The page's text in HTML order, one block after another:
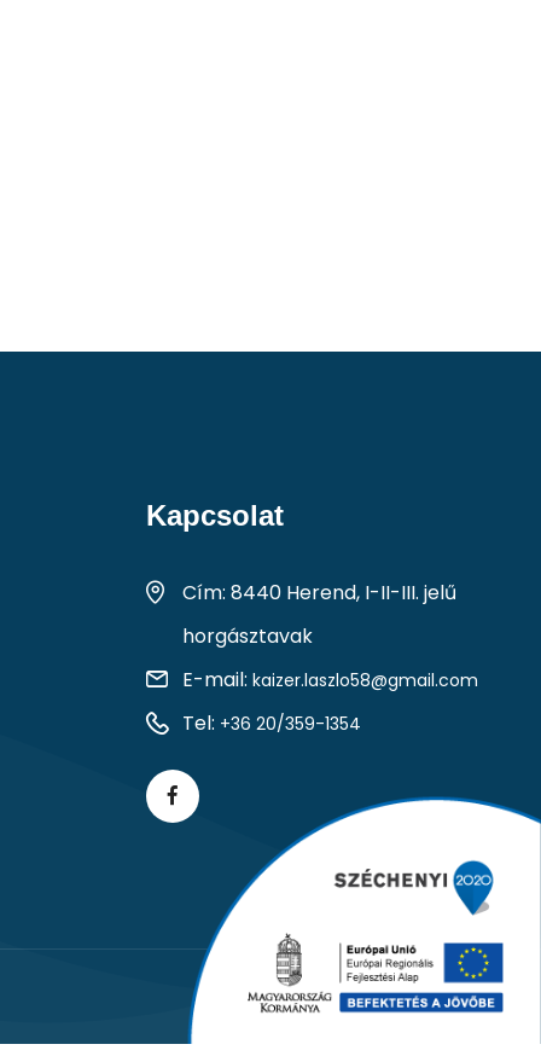
Kapcsolat
Cím: 8440 Herend, I-II-III. jelű
horgásztavak
E-mail: kaizer.laszlo58@gmail.com
Tel: +36 20/359-1354